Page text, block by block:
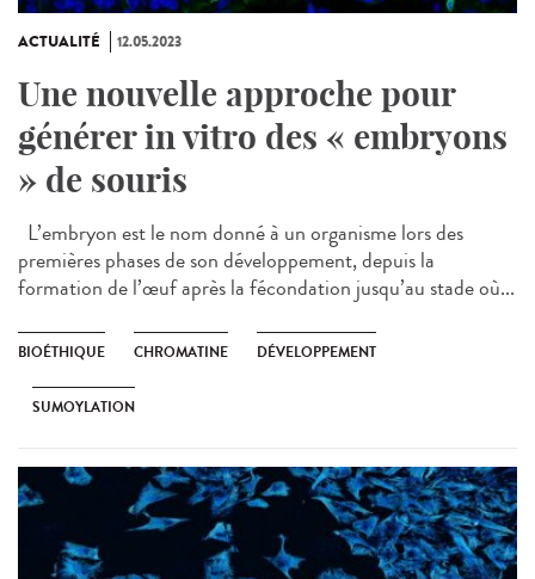
ACTUALITÉ 12.05.2023
Une nouvelle approche pour
générer in vitro des « embryons
» de souris
L’embryon est le nom donné à un organisme lors des
premières phases de son développement, depuis la
formation de l’œuf après la fécondation jusqu’au stade où...
BIOÉTHIQUE CHROMATINE DÉVELOPPEMENT
SUMOYLATION